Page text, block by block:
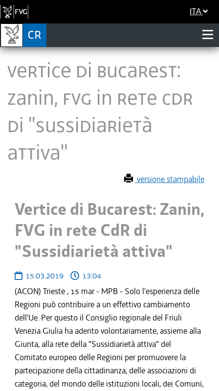
ITA
Vertice di Bucarest:
Zanin, FVG in rete CdR
di "Sussidiarietà
attiva"
versione stampabile
Vertice di Bucarest: Zanin,
FVG in rete CdR di
"Sussidiarietà attiva"
15.03.2019
13:04
(ACON) Trieste , 15 mar - MPB - Solo l'esperienza delle
Regioni può contribuire a un effettivo cambiamento
dell'Ue. Per questo il Consiglio regionale del Friuli
Venezia Giulia ha aderito volontariamente, assieme alla
Giunta, alla rete della "Sussidiarietà attiva" del
Comitato europeo delle Regioni per promuovere la
partecipazione della cittadinanza, delle associazioni di
categoria, del mondo delle istituzioni locali, dei Comuni,